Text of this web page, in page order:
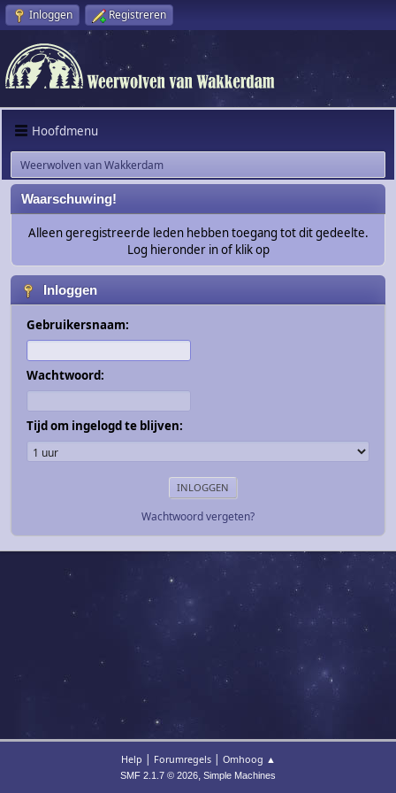
Inloggen Registreren
Hoofdmenu
Weerwolven van Wakkerdam
Waarschuwing!
Alleen geregistreerde leden hebben toegang tot dit gedeelte.
Log hieronder in of klik op
Inloggen
Gebruikersnaam:
Wachtwoord:
Tijd om ingelogd te blijven:
Wachtwoord vergeten?
Help | Forumregels| Omhoog ▲
SMF 2.1.7 © 2026, Simple Machines